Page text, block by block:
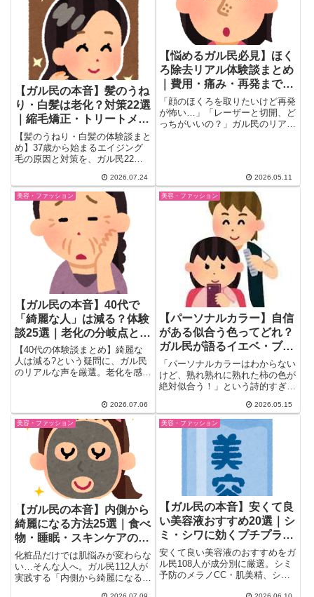
【ガル民の本音】髪のうね
り・白髪は老化？対策22選
｜縮毛矯正・トリートメン
ト・頭皮マッサージ
【髪のうねり・白髪の体験談まと
め】37歳から始まるエイジング
毛の原因と対策を、ガル民22人
るみ・縮毛矯正の失敗談・うねり
対策トリートメント・タンパク質
の効果まで、30代40代の髪悩み
に効く本音を一気にチェック。
2026.07.24
【悩めるガル民必見】ほく
ろ除去リアル体験談まとめ
｜費用・痛み・再発まで全
部ぶっちゃけ！
「顔のほくろを取りたいけど再発
が怖い…」「レーザーと切開、ど
っちがいいの？」ガル民のリアル
2026.05.11
美容・ファッション
【ガル民の本音】40代で
「綺麗な人」は減る？体験
談25選｜老化の分岐点とシ
ミ取り事情
【40代の体験談まとめ】綺麗な
人は減る?という疑問に、ガル民
のリアルな声を厳選。老化を感じ
代美容のリアルを紹介。2026.07.06
美容・ファッション
【パーソナルカラー】自信
がある似合う色ってどれ？
ガル民が語るイエベ・ブル
ベあるある
「パーソナルカラーはわからない
けど、熟れ熟れに熟れた柿の色が
絶対似合う！」という詩的すぎる
2026.05.15
美容・ファッション
【ガル民の本音】内側から
綺麗になる方法25選｜食べ
物・睡眠・スキンケアの体
験談まとめ
化粧品だけでは肌悩みが変わらな
い…そんな人へ。ガル民112人が
実践する「内側から綺麗になる」
美容・ファッション
【ガル民の本音】安くて良
い美容液おすすめ20選｜シ
ミ・シワに効くプチプラを
厳選
安くて良い美容液のおすすめをガ
ル民108人が成分別に厳選。シミ
予防のメラノCC・肌美精、シワ